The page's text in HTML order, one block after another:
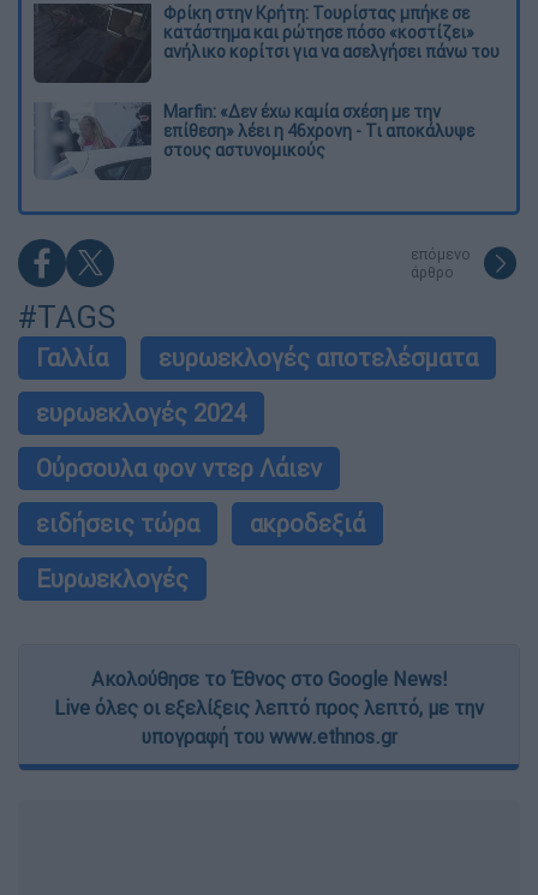
Φρίκη στην Κρήτη: Τουρίστας μπήκε σε
κατάστημα και ρώτησε πόσο «κοστίζει»
ανήλικο κορίτσι για να ασελγήσει πάνω του
Marfin: «Δεν έχω καμία σχέση με την
επίθεση» λέει η 46χρονη - Τι αποκάλυψε
στους αστυνομικούς
επόμενο
άρθρο
#TAGS
Γαλλία
ευρωεκλογές αποτελέσματα
ευρωεκλογές 2024
Ούρσουλα φον ντερ Λάιεν
ειδήσεις τώρα
ακροδεξιά
Ευρωεκλογές
Ακολούθησε το Έθνος στο Google News!
Live όλες οι εξελίξεις λεπτό προς λεπτό, με την
υπογραφή του www.ethnos.gr